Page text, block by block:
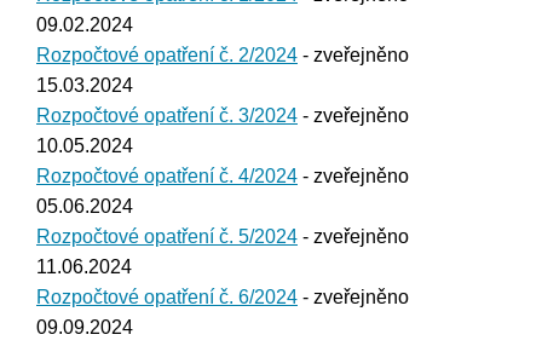
09.02.2024
Rozpočtové opatření č. 2/2024 - zveřejněno
15.03.2024
Rozpočtové opatření č. 3/2024 - zveřejněno
10.05.2024
Rozpočtové opatření č. 4/2024 - zveřejněno
05.06.2024
Rozpočtové opatření č. 5/2024 - zveřejněno
11.06.2024
Rozpočtové opatření č. 6/2024 - zveřejněno
09.09.2024